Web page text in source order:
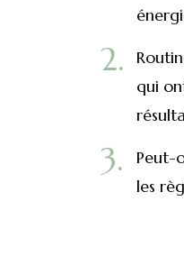
qui
Peut-
les